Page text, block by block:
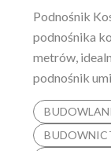
Podnośnik
podnośnika
metrów,
podnośnik